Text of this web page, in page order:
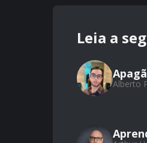
Leia a
Alberto